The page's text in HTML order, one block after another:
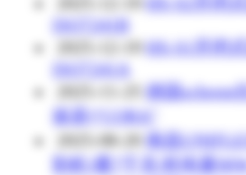
ISO7241B
HS-S1开闭
ISO7241A
德国
拔器)"CORA"
2025-08-20
南昌
割机)重7千克/耗电量90W